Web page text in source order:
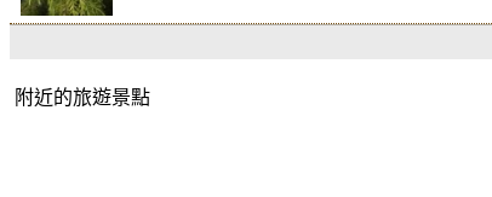
附近的旅遊景點